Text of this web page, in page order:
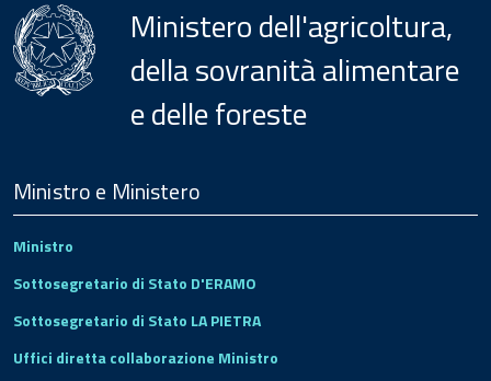
Ministero dell'agricoltura,
della sovranità alimentare
e delle foreste
Footer
Ministro e Ministero
Ministro
Sottosegretario di Stato D'ERAMO
Sottosegretario di Stato LA PIETRA
Uffici diretta collaborazione Ministro